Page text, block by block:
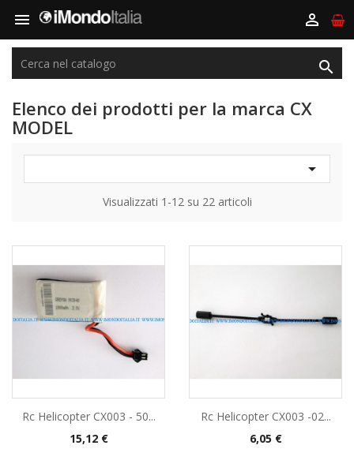
 

Elenco dei prodotti per la marca CX
MODEL

Visualizzati 1-12 su 22 articoli
Rc Helicopter CX003 - 50...
Prezzo
15,12 €
Rc Helicopter CX003 -02...
Prezzo
6,05 €